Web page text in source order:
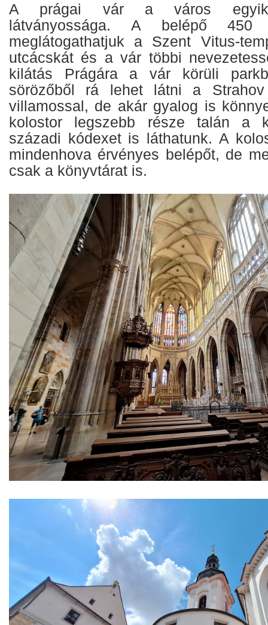
A prágai vár a város egyik
látványossága. A belépő 450
meglátogathatjuk a Szent Vitus-
utcácskát és a vár többi
kilátás Prágára a vár körüli
sörözőből rá lehet látni a
villamossal, de akár gyalog is
kolostor legszebb része talán a
századi kódexet is láthatunk. A
mindenhova érvényes belépőt, de
csak a könyvtárat is.